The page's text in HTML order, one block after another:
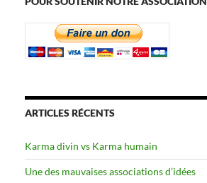
ARTICLES RÉCENTS
Karma divin vs Karma humain
Une des mauvaises associations d’idées